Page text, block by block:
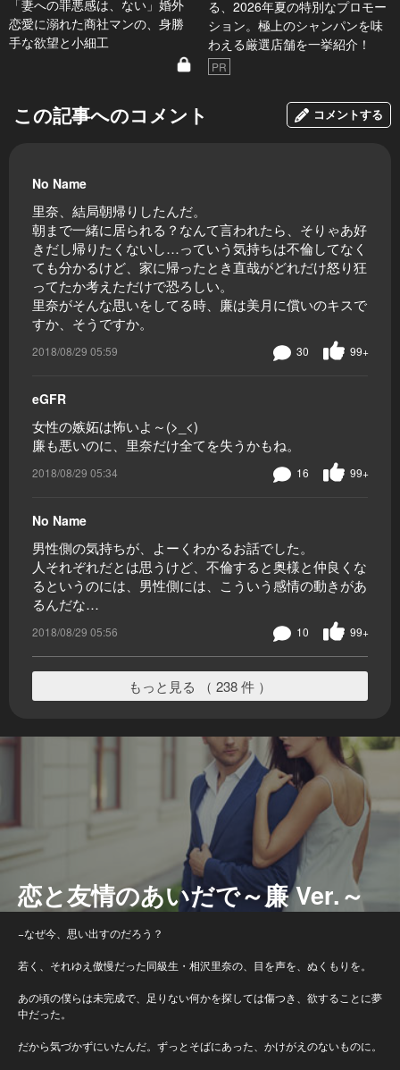
「妻への罪悪感は、ない」婚外
恋愛に溺れた商社マンの、身勝
手な欲望と小細工
る、2026年夏の特別なプロモー
ション。極上のシャンパンを味
わえる厳選店舗を一挙紹介！
PR
この記事へのコメント コメントする
No Name
里奈、結局朝帰りしたんだ。
朝まで一緒に居られる？なんて言われたら、そりゃあ好
きだし帰りたくないし…っていう気持ちは不倫してなく
ても分かるけど、家に帰ったとき直哉がどれだけ怒り狂
ってたか考えただけで恐ろしい。
里奈がそんな思いをしてる時、廉は美月に償いのキスで
すか、そうですか。
2018/08/29 05:59 99+
30
eGFR
女性の嫉妬は怖いよ～(>_<)
廉も悪いのに、里奈だけ全てを失うかもね。
2018/08/29 05:34 99+
16
No Name
男性側の気持ちが、よーくわかるお話でした。
人それぞれだとは思うけど、不倫すると奥様と仲良くな
るというのには、男性側には、こういう感情の動きがあ
るんだな…
2018/08/29 05:56 99+
10
もっと見る （ 238 件 ）
恋と友情のあいだで～廉 Ver.～
−なぜ今、思い出すのだろう？
若く、それゆえ傲慢だった同級生・相沢里奈の、目を声を、ぬくもりを。
あの頃の僕らは未完成で、足りない何かを探しては傷つき、欲することに夢
中だった。
だから気づかずにいたんだ。ずっとそばにあった、かけがえのないものに。